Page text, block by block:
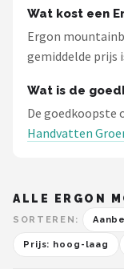
Basil
Volare
ABUS
AXA
BBB Cycling
Schwalbe
Wat kost een
Ergon
gemiddelde prijs
Wat is de
De goedkoopste
Handvatten
ALLE ERGON
SORTEREN:
Prijs: hoog-laag